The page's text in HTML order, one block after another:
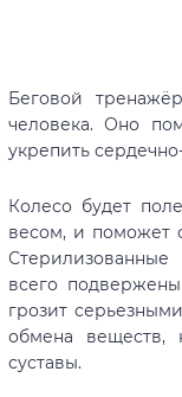
Беговой
человека. Оно
укрепить
Колесо будет
весом, и поможет
всего
грозит
обмена веществ,
суставы.